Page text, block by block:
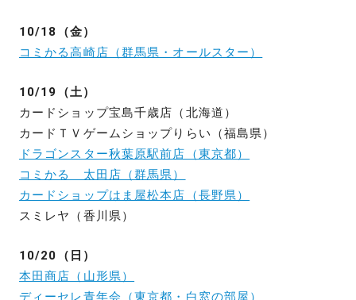
10/18（金）
コミかる高崎店（群馬県・オールスター）
10/19（土）
カードショップ宝島千歳店（北海道）
カードＴＶゲームショップりらい（福島県）
ドラゴンスター秋葉原駅前店（東京都）
コミかる 太田店（群馬県）
カードショップはま屋松本店（長野県）
スミレヤ（香川県）
10/20（日）
本田商店（山形県）
ディーセレ青年会（東京都・白窓の部屋）